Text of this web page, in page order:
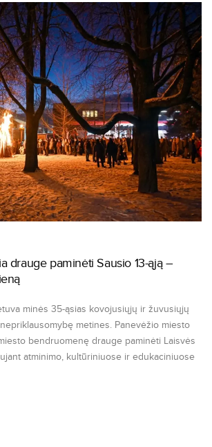
drauge paminėti Sausio 13-ąją –
minės 35-ąsias kovojusiųjų ir žuvusiųjų
metines. Panevėžio miesto
bendruomenę drauge paminėti Laisvės
atminimo, kultūriniuose ir edukaciniuose